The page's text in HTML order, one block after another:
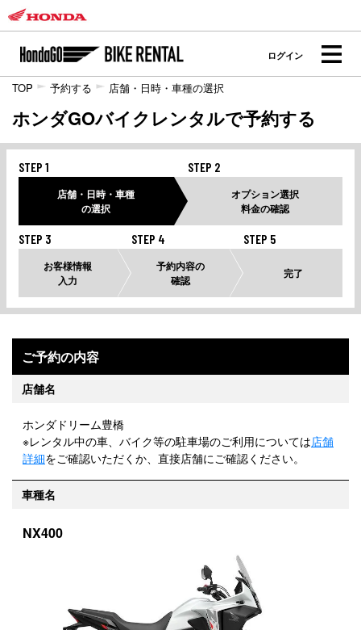
ログイン
TOP 予約する 店舗・日時・車種の選択
ホンダGOバイクレンタルで予約する
STEP 1
店舗・日時・車種
の選択
STEP 2
オプション選択
料金の確認
STEP 3
お客様情報
入力
STEP 4
予約内容の
確認
STEP 5
完了
ご予約の内容
店舗名
ホンダドリーム豊橋
※レンタル中の車、バイク等の駐車場のご利用については店舗
詳細をご確認いただくか、直接店舗にご確認ください。
車種名
NX400